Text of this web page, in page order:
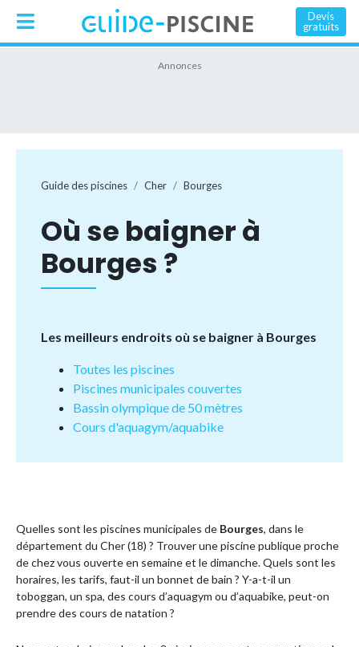
Devis
gratuits
Guide des piscines Cher Bourges
Où se baigner à
Bourges ?
Les meilleurs endroits où se baigner à Bourges
Toutes les piscines
Piscines municipales couvertes
Bassin olympique de 50 mètres
Cours d'aquagym/aquabike
Quelles sont les piscines municipales de Bourges, dans le
département du Cher (18) ? Trouver une piscine publique proche
de chez vous ouverte en semaine et le dimanche. Quels sont les
horaires, les tarifs, faut-il un bonnet de bain ? Y-a-t-il un
toboggan, un spa, des cours d’aquagym ou d’aquabike, peut-on
prendre des cours de natation ?